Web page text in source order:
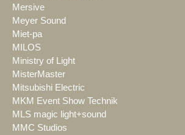
Mersive
Meyer Sound
Miet-pa
MILOS
Ministry of Light
MisterMaster
Mitsubishi Electric
MKM Event Show Technik
MLS magic light+sound
MMC Studios